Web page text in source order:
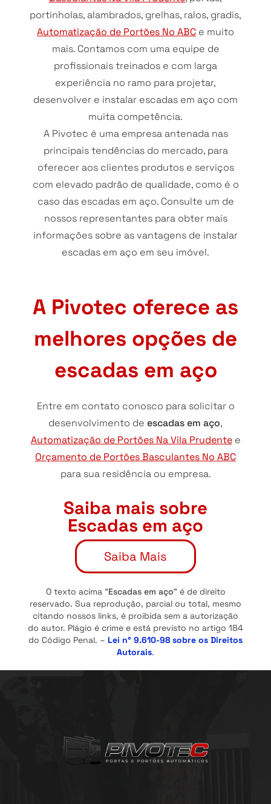
portinholas, alambrados, grelhas, ralos, gradis,
Automatização de Portões No ABC e muito
mais. Contamos com uma equipe de
profissionais treinados e com larga
experiência no ramo para projetar,
desenvolver e instalar escadas em aço com
muita competência.
A Pivotec é uma empresa antenada nas
principais tendências do mercado, para
oferecer aos clientes produtos e serviços
com elevado padrão de qualidade, como é o
caso das escadas em aço. Consulte um de
nossos representantes para obter mais
informações sobre as vantagens de instalar
escadas em aço em seu imóvel.
A Pivotec oferece as
melhores opções de
escadas em aço
Entre em contato conosco para solicitar o
desenvolvimento de escadas em aço,
Automatização de Portões Na Vila Prudentee
Orçamento de Portões Basculantes No ABC
para sua residência ou empresa.
Saiba mais sobre
Escadas em aço
Saiba Mais
O texto acima "Escadas em aço" é de direito
reservado. Sua reprodução, parcial ou total, mesmo
citando nossos links, é proibida sem a autorização
do autor. Plágio é crime e está previsto no artigo 184
do Código Penal. – Lei n° 9.610-98 sobre os Direitos
Autorais.